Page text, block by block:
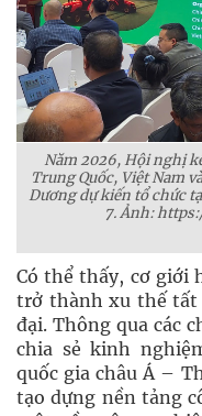
Năm 2026, Hội nghị
Trung Quốc, Việt Nam
Dương dự kiến tổ chức
7. Ảnh:
Có thể thấy, cơ giới
trở thành xu thế tất
đại. Thông qua các
chia sẻ kinh
quốc gia châu Á –
tạo dựng nền tảng